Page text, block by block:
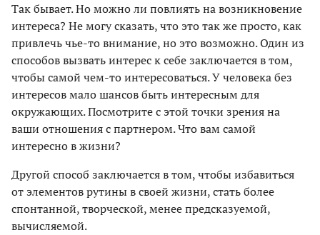
Так бывает. Но можно ли повлиять на возникновение
интереса? Не могу сказать, что это так же просто, как
привлечь чье-то внимание, но это возможно. Один из
способов вызвать интерес к себе заключается в том,
чтобы самой чем-то интересоваться. У человека без
интересов мало шансов быть интересным для
окружающих. Посмотрите с этой точки зрения на
ваши отношения с партнером. Что вам самой
интересно в жизни?
Другой способ заключается в том, чтобы избавиться
от элементов рутины в своей жизни, стать более
спонтанной, творческой, менее предсказуемой,
вычисляемой.